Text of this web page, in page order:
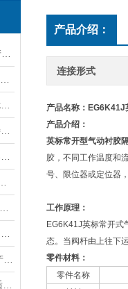
产品介绍：
连接形式
产品名称：EG6K41J
产品介绍：
英标常开型气动衬胶
胶，不同工作温度和
号、限位器或定位器
工作原理：
EG6K41J英标常开式
态。当阀杆由上往下
零件材料：
零件名称